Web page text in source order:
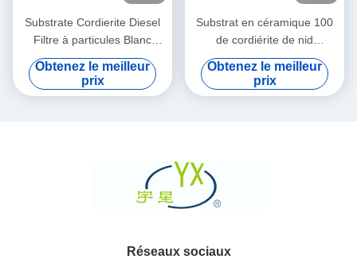
Substrate Cordierite Diesel
Filtre à particules Blanc
Haute porosité
Obtenez le meilleur
prix
Substrat en céramique 100
de cordiérite de nid
d'abeilles rond de Dpf
densité de 200 cellules de
CPSI
Obtenez le meilleur
prix
Réseaux sociaux